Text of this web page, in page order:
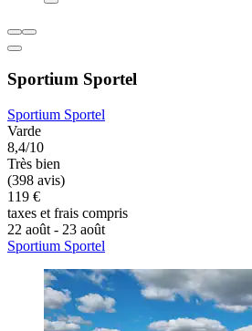
Sportium Sportel
Sportium Sportel
Varde
8,4/10
Très bien
(398 avis)
119 €
taxes et frais compris
22 août - 23 août
Sportium Sportel